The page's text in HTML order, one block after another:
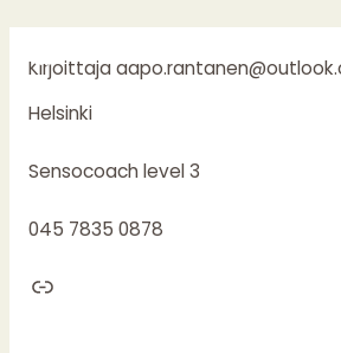
Kirjoittaja
Helsinki
Sensocoach level 3
045 7835 0878